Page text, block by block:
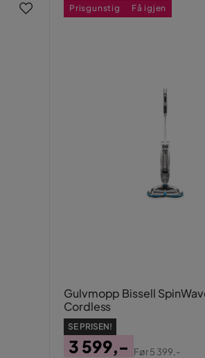
Gulvmopp Bissell
Cordless
SE PRISEN!
3 599,-
Før5 399,-
Prisgunstig Få igjen